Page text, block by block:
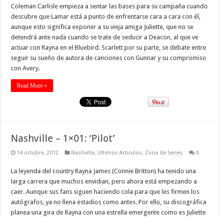
Coleman Carlisle empieza a sentar las bases para su campaña cuando
descubre que Lamar está a punto de enfrentarse cara a cara con él,
aunque esto significa exponer a su vieja amiga Juliette, que no se
detendrá ante nada cuando se trate de seducir a Deacon, al que ve
actuar con Rayna en el Bluebird. Scarlett por su parte, se debate entre
seguir su sueño de autora de canciones con Gunnar y su compromiso
con Avery.
Read More »
Nashville – 1×01: ‘Pilot’
14 octubre, 2012 Nashville, Ultimos Articulos, Zona de Series 0
La leyenda del country Rayna James (Connie Britton) ha tenido una
larga carrera que muchos envidian, pero ahora está empezando a
caer. Aunque sus fans siguen haciendo cola para que les firmen los
autógrafos, ya no llena estadios como antes. Por ello, su discográfica
planea una gira de Rayna con una estrella emergente como es Juliette